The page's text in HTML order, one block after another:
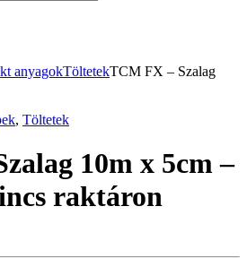
anyagokTöltetekTCM FX – Szalag
, Töltetek
10m x 5cm –
raktáron